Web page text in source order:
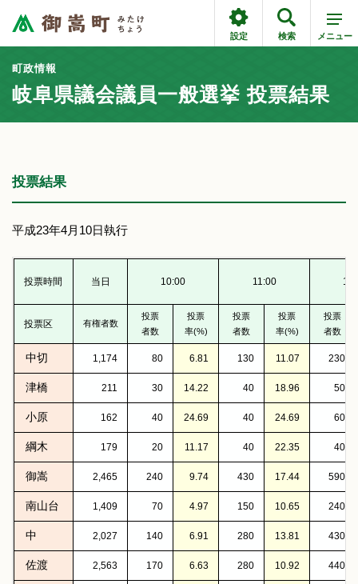
設定 検索 メニュー
町政情報
岐阜県議会議員一般選挙 投票結果
投票結果
平成23年4月10日執行
投票時間 当日 10:00 11:00
投票区 有権者数
投票
者数
投票
率(%)
投票
者数
投票
率(%)
投票
者数
中切 1,174 80 6.81 130 11.07 230
津橋 211 30 14.22 40 18.96 50
小原 162 40 24.69 40 24.69 60
綱木 179 20 11.17 40 22.35 40
御嵩 2,465 240 9.74 430 17.44 590
南山台 1,409 70 4.97 150 10.65 240
中 2,027 140 6.91 280 13.81 430
佐渡 2,563 170 6.63 280 10.92 440